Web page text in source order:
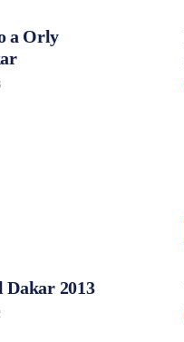
a Orly
2013